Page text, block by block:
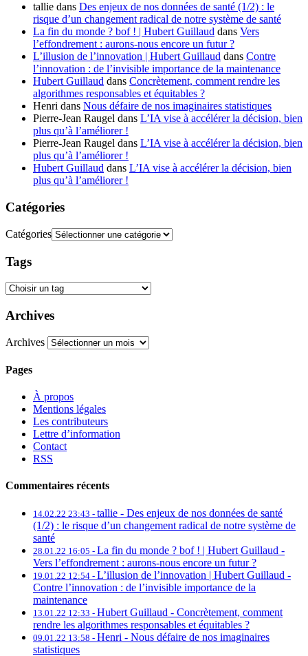
tallie dans Des enjeux de nos données de santé (1/2) : le
risque d’un changement radical de notre système de santé
La fin du monde ? bof ! | Hubert Guillaud dans Vers
l’effondrement : aurons-nous encore un futur ?
L’illusion de l’innovation | Hubert Guillaud dans Contre
l’innovation : de l’invisible importance de la maintenance
Hubert Guillaud dans Concrètement, comment rendre les
algorithmes responsables et équitables ?
Henri dans Nous défaire de nos imaginaires statistiques
Pierre-Jean Raugel dans L’IA vise à accélérer la décision, bien
plus qu’à l’améliorer !
Pierre-Jean Raugel dans L’IA vise à accélérer la décision, bien
plus qu’à l’améliorer !
Hubert Guillaud dans L’IA vise à accélérer la décision, bien
plus qu’à l’améliorer !
Catégories
Catégories
Tags
Archives
Archives
Pages
À propos
Mentions légales
Les contributeurs
Lettre d’information
Contact
RSS
Commentaires récents
14.02.22 23:43 - tallie - Des enjeux de nos données de santé
(1/2) : le risque d’un changement radical de notre système de
santé
28.01.22 16:05 - La fin du monde ? bof ! | Hubert Guillaud -
Vers l’effondrement : aurons-nous encore un futur ?
19.01.22 12:54 - L’illusion de l’innovation | Hubert Guillaud -
Contre l’innovation : de l’invisible importance de la
maintenance
13.01.22 12:33 - Hubert Guillaud - Concrètement, comment
rendre les algorithmes responsables et équitables ?
09.01.22 13:58 - Henri - Nous défaire de nos imaginaires
statistiques